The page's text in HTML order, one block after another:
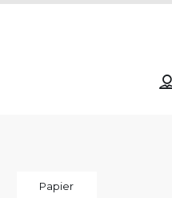
Papier